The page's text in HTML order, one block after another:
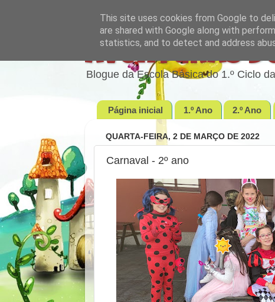
Aventuras
Blogue da Escola Básica do 1.º Ciclo
Página inicial 1.º Ano 2.º Ano
QUARTA-FEIRA, 2 DE MARÇO DE 2022
Carnaval - 2º ano
This site uses cookies from Google to
are shared with Google along with
statistics, and to detect and address